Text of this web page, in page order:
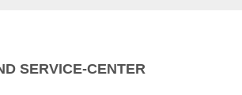
SERVICE-CENTER